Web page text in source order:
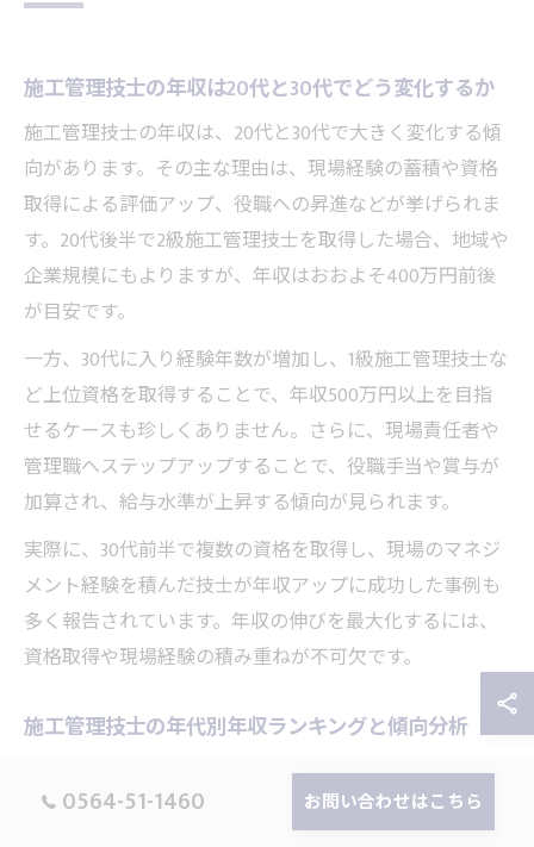
施工管理技士の年収は20代と30代でどう変化するか
施工管理技士の年収は、20代と30代で大きく変化する傾
向があります。その主な理由は、現場経験の蓄積や資格
取得による評価アップ、役職への昇進などが挙げられま
す。20代後半で2級施工管理技士を取得した場合、地域や
企業規模にもよりますが、年収はおおよそ400万円前後
が目安です。
一方、30代に入り経験年数が増加し、1級施工管理技士な
ど上位資格を取得することで、年収500万円以上を目指
せるケースも珍しくありません。さらに、現場責任者や
管理職へステップアップすることで、役職手当や賞与が
加算され、給与水準が上昇する傾向が見られます。
実際に、30代前半で複数の資格を取得し、現場のマネジ
メント経験を積んだ技士が年収アップに成功した事例も
多く報告されています。年収の伸びを最大化するには、
資格取得や現場経験の積み重ねが不可欠です。
施工管理技士の年代別年収ランキングと傾向分析
施工管理技士の年代別年収ランキングを見ると、20代は
全国平均で350万円～400万円、30代で400万円～500万
0564-51-1460 お問い合わせはこちら